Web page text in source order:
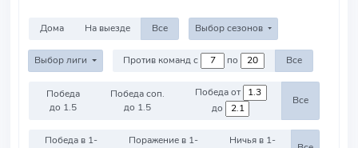
Дома На выезде Все Выбор сезонов
Выбор лиги Против команд с по Все
Победа
до 1.5
Победа соп.
до 1.5
Победа от
до
Все
Победа в 1-
Поражение в 1-
Ничья в 1-